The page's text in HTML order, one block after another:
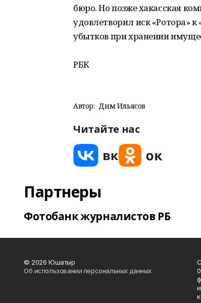
бюро. Но позже хакасская
удовлетворил иск «Ротора»
убытков при хранении
РБК
Автор: Дим Ильясов
Читайте нас
Партнеры
Фотобанк журналистов РБ
© 2026 Юшатыр
Об использовании персональных данных